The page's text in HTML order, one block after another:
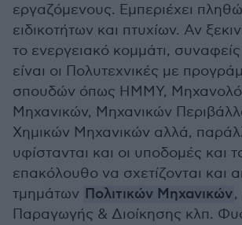
εργαζόμενους. Εμπεριέχει
ειδικοτήτων και πτυχίων. Αν
το ενεργειακό κομμάτι,
είναι οι Πολυτεχνικές με
σπουδών όπως ΗΜΜΥ,
Μηχανικών, Μηχανικών
Χημικών Μηχανικών αλλά,
υφίστανται και οι υποδομές και
επακόλουθο να σχετίζονται και
τμημάτων Πολιτικών Μηχανικών,
Παραγωγής & Διοίκησης κλπ.